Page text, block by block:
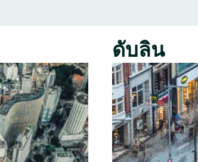
ดับลิน